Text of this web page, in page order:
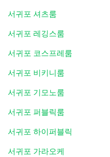
서귀포 셔츠룸
서귀포 레깅스룸
서귀포 코스프레룸
서귀포 비키니룸
서귀포 기모노룸
서귀포 퍼블릭룸
서귀포 하이퍼블릭
서귀포 가라오케